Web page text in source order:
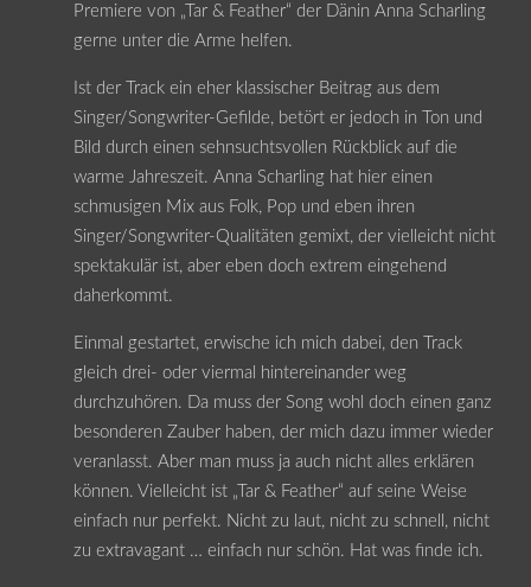
Premiere von „Tar & Feather“ der Dänin Anna Scharling
gerne unter die Arme helfen.
Ist der Track ein eher klassischer Beitrag aus dem
Singer/Songwriter-Gefilde, betört er jedoch in Ton und
Bild durch einen sehnsuchtsvollen Rückblick auf die
warme Jahreszeit. Anna Scharling hat hier einen
schmusigen Mix aus Folk, Pop und eben ihren
Singer/Songwriter-Qualitäten gemixt, der vielleicht nicht
spektakulär ist, aber eben doch extrem eingehend
daherkommt.
Einmal gestartet, erwische ich mich dabei, den Track
gleich drei- oder viermal hintereinander weg
durchzuhören. Da muss der Song wohl doch einen ganz
besonderen Zauber haben, der mich dazu immer wieder
veranlasst. Aber man muss ja auch nicht alles erklären
können. Vielleicht ist „Tar & Feather“ auf seine Weise
einfach nur perfekt. Nicht zu laut, nicht zu schnell, nicht
zu extravagant … einfach nur schön. Hat was finde ich.